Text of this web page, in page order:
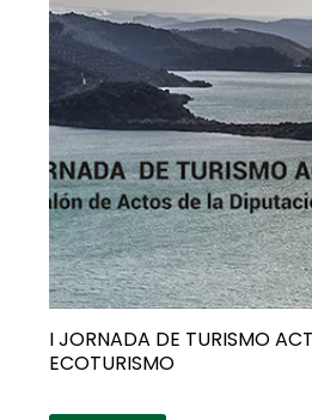
I JORNADA DE TURISMO
ECOTURISMO